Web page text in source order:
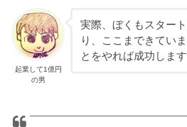
起業して1億円
の男
実際、ぼくもスター
り、ここまできてい
とをやれば成功します